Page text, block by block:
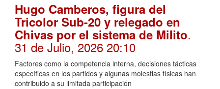
Hugo Camberos, figura del
Tricolor Sub-20 y relegado en
Chivas por el sistema de Milito.
31 de Julio, 2026 20:10
Factores como la competencia interna, decisiones tácticas
específicas en los partidos y algunas molestias físicas han
contribuido a su limitada participación